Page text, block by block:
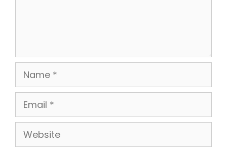
Name
Email
Website